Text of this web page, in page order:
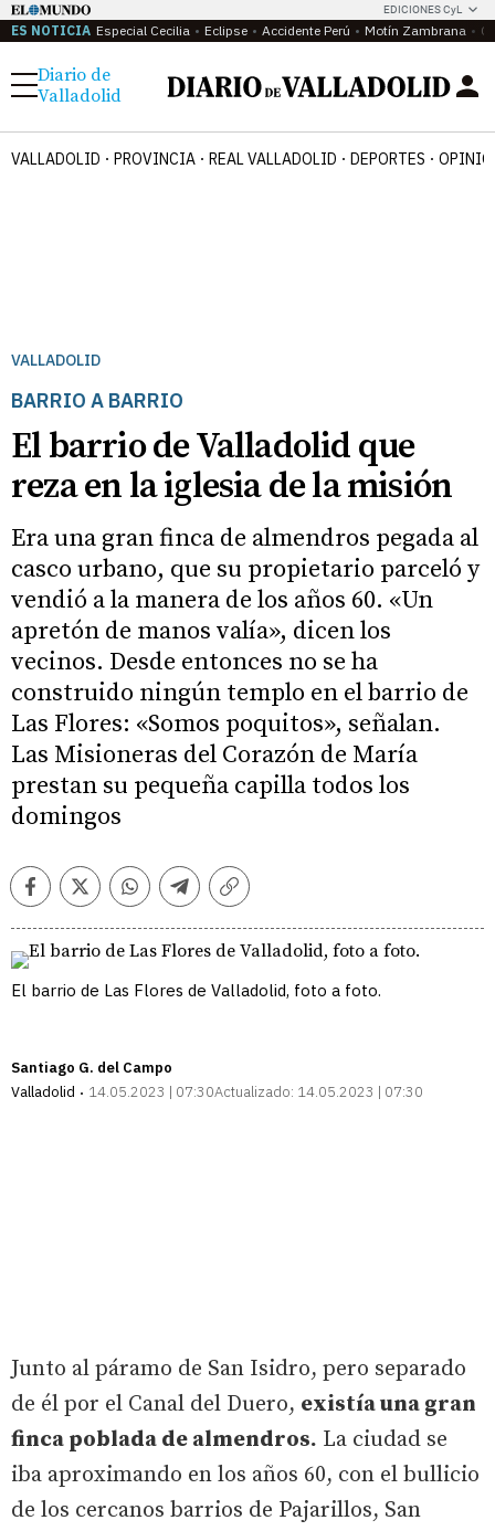
EDICIONES CyL
ES NOTICIA Especial Cecilia Eclipse Accidente Perú Motín Zambrana
Menú
Diario de
Valladolid
VALLADOLID PROVINCIA REAL VALLADOLID DEPORTES
VALLADOLID
BARRIO A BARRIO
El barrio de Valladolid que
reza en la iglesia de la misión
Era una gran finca de almendros pegada al
casco urbano, que su propietario parceló y
vendió a la manera de los años 60. «Un
apretón de manos valía», dicen los
vecinos. Desde entonces no se ha
construido ningún templo en el barrio de
Las Flores: «Somos poquitos», señalan.
Las Misioneras del Corazón de María
prestan su pequeña capilla todos los
domingos
FacebookTwitterWhatsappTelegramCopiar
El barrio de Las Flores de Valladolid, foto a foto.
Santiago G. del Campo
Valladolid
14.05.2023 | 07:30Actualizado: 14.05.2023 | 07:30
Junto al páramo de San Isidro, pero separado
de él por el Canal del Duero, existía una gran
finca poblada de almendros. La ciudad se
iba aproximando en los años 60, con el bullicio
de los cercanos barrios de Pajarillos, San